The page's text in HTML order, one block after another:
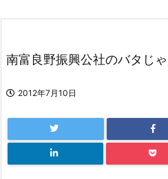
南富良野振興公社のバタじ
2012年7月10日